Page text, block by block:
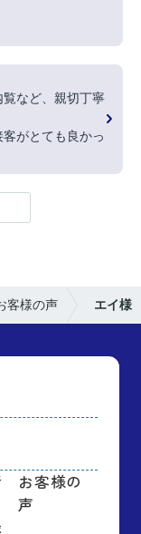
など、親切丁寧
がとても良かっ
客様の声 エイ様
お客様の
声